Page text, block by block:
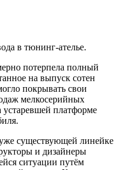
в тюнинг-ателье.
потерпела полный
на выпуск сотен
покрывать свои
мелкосерийных
платформе
существующей линейке
и дизайнеры
ситуации путём